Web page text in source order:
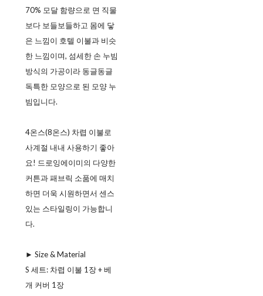
70% 모달 함량으로 면 직물
보다 보들보들하고 몸에 닿
은 느낌이 호텔 이불과 비슷
한 느낌이며, 섬세한 손 누빔
방식의 가공이라 동글동글
독특한 모양으로 된 모양 누
빔입니다.
4온스(8온스) 차렵 이불로
사계절 내내 사용하기 좋아
요! 드로잉에이미의 다양한
커튼과 패브릭 소품에 매치
하면 더욱 시원하면서 센스
있는 스타일링이 가능합니
다.
► Size & Materialㅤ
S 세트: 차렵 이불 1장 + 베
개 커버 1장ㅤ